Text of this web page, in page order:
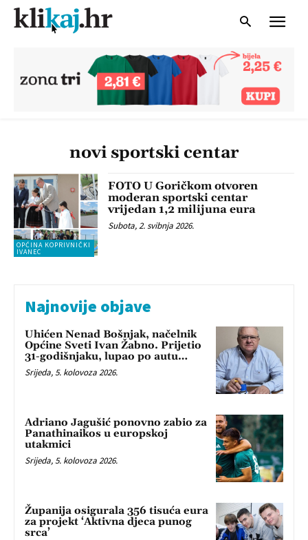
novi sportski centar
OPĆINA KOPRIVNIČKI
IVANEC
FOTO U Goričkom otvoren
moderan sportski centar
vrijedan 1,2 milijuna eura
Subota, 2. svibnja 2026.
Najnovije objave
Uhićen Nenad Bošnjak, načelnik
Općine Sveti Ivan Žabno. Prijetio
31-godišnjaku, lupao po autu…
Srijeda, 5. kolovoza 2026.
Adriano Jagušić ponovno zabio za
Panathinaikos u europskoj
utakmici
Srijeda, 5. kolovoza 2026.
Županija osigurala 356 tisuća eura
za projekt ‘Aktivna djeca punog
srca’